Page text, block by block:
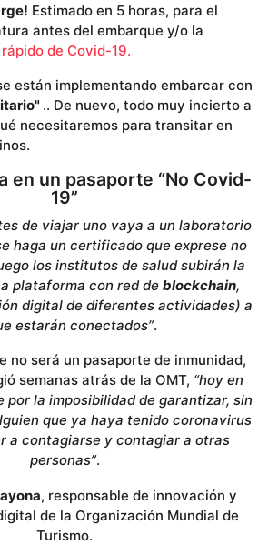
Estimado en 5 horas, para el
antes del embarque y/o la
de Covid-19.
están implementando embarcar con
.. De nuevo, todo muy incierto a
necesitaremos para transitar en
en un pasaporte “No Covid-
19”
de viajar uno vaya a un laboratorio
haga un certificado que exprese no
los institutos de salud subirán la
plataforma con red de blockchain,
digital de diferentes actividades) a
estarán conectados”.
no será un pasaporte de inmunidad,
semanas atrás de la OMT, “hoy en
por la imposibilidad de garantizar, sin
que ya haya tenido coronavirus
a contagiarse y contagiar a otras
personas”.
, responsable de innovación y
de la Organización Mundial de
Turismo.